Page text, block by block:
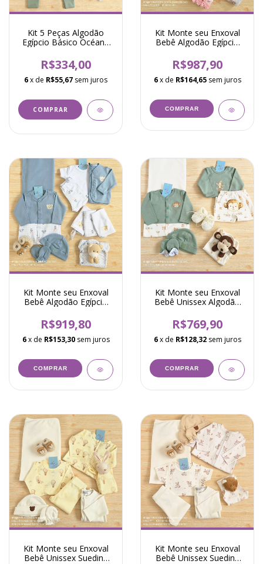
Kit 5 Peças Algodão
Egípcio Básico Océane
R$334,00
6x de R$55,67 sem juros
COMPRAR
Kit Monte seu Enxoval
Bebê Algodão Egípcio
R$987,90
6 x de R$164,65 sem juros
COMPRAR
Kit Monte seu Enxoval
Bebê Algodão Egípcio
Médio
R$919,80
6 x de R$153,30 sem juros
COMPRAR
Kit Monte seu Enxoval
Bebê Unissex Algodão
Verde Menta
R$769,90
6 x de R$128,32 sem juros
COMPRAR
Kit Monte seu Enxoval
Bebê Unissex Suedine
Kit Monte seu Enxoval
Bebê Unissex Suedine